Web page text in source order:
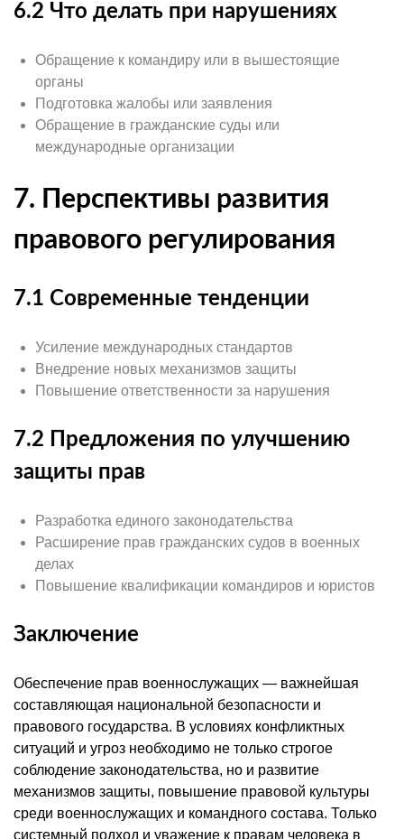
6.2 Что делать при нарушениях
Обращение к командиру или в вышестоящие
органы
Подготовка жалобы или заявления
Обращение в гражданские суды или
международные организации
7. Перспективы развития
правового регулирования
7.1 Современные тенденции
Усиление международных стандартов
Внедрение новых механизмов защиты
Повышение ответственности за нарушения
7.2 Предложения по улучшению
защиты прав
Разработка единого законодательства
Расширение прав гражданских судов в военных
делах
Повышение квалификации командиров и юристов
Заключение
Обеспечение прав военнослужащих — важнейшая
составляющая национальной безопасности и
правового государства. В условиях конфликтных
ситуаций и угроз необходимо не только строгое
соблюдение законодательства, но и развитие
механизмов защиты, повышение правовой культуры
среди военнослужащих и командного состава. Только
системный подход и уважение к правам человека в